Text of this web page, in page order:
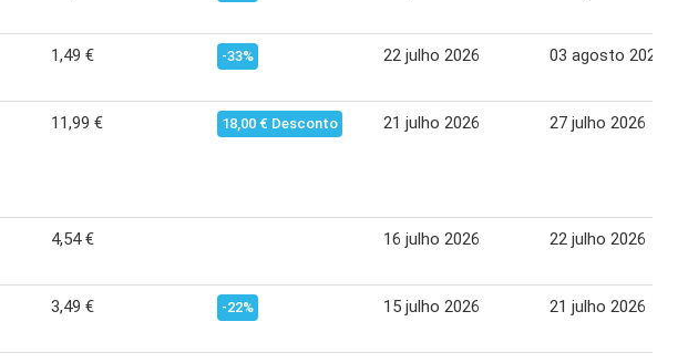
1,49 € -33% 22 julho 2026 03 agosto 2026
11,99 € 18,00 € Desconto 21 julho 2026 27 julho 2026
4,54 € 16 julho 2026 22 julho 2026
3,49 € -22% 15 julho 2026 21 julho 2026